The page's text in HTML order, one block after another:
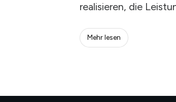
realisieren, die
Mehr lesen